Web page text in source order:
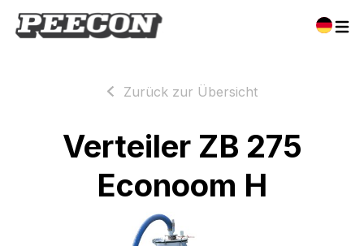
Zurück zur Übersicht
Verteiler ZB 275
Econoom H